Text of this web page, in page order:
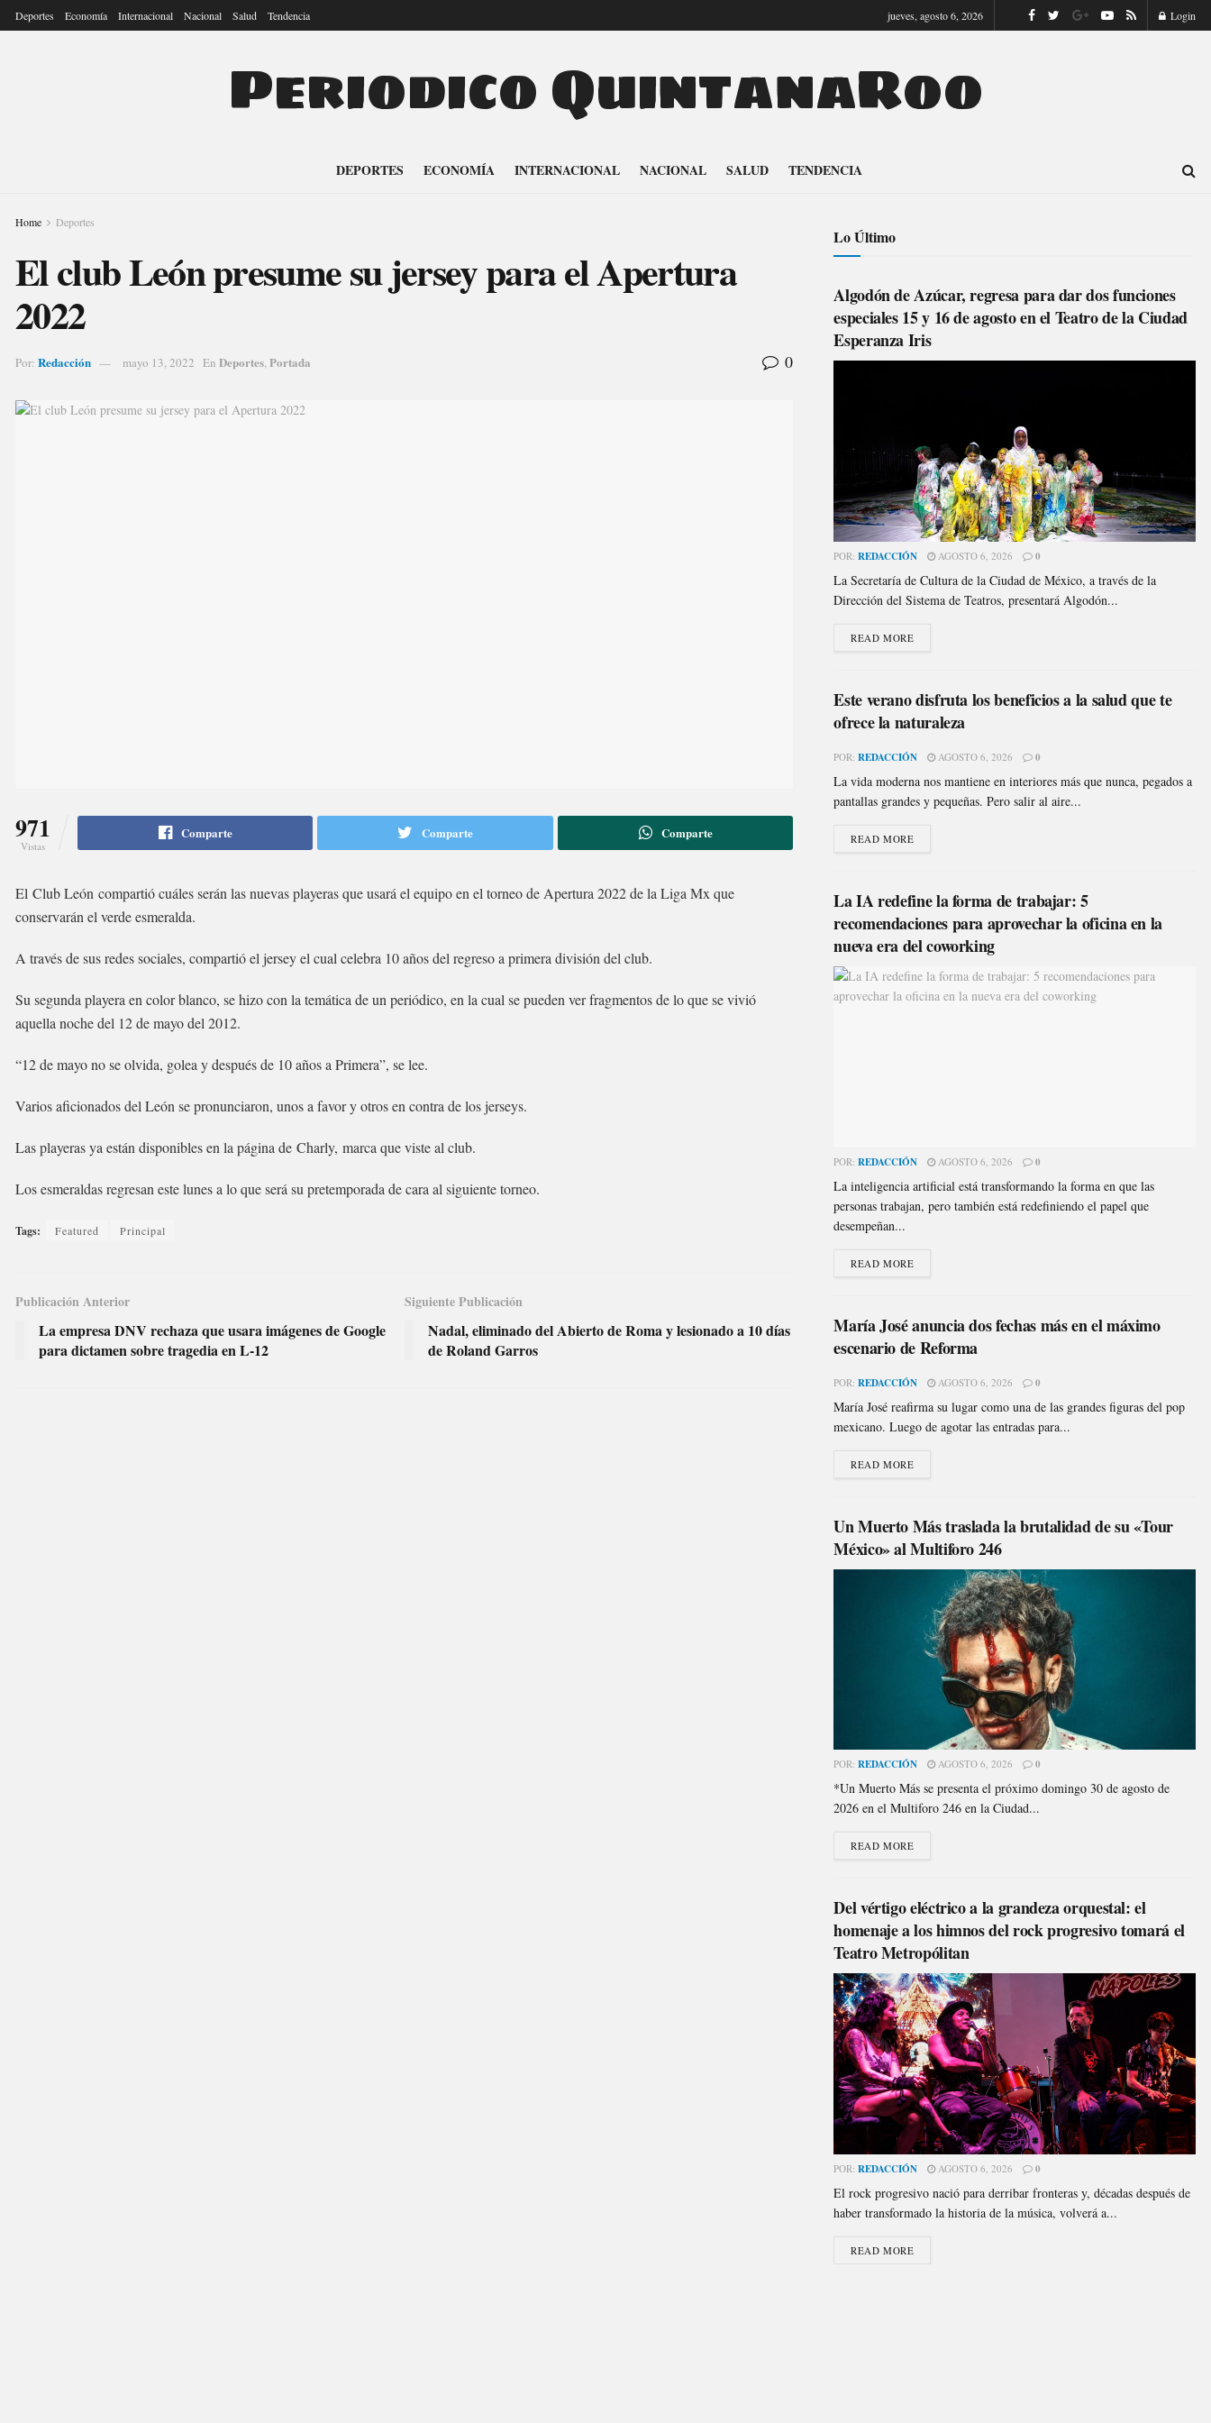
Deportes Economía Internacional Nacional Salud Tendencia jueves, agosto 6, 2026 Login
Periodico QuintanaRoo
DEPORTES ECONOMÍA INTERNACIONAL NACIONAL SALUD TENDENCIA
Home Deportes
El club León presume su jersey para el Apertura
2022
Por: Redacción mayo 13, 2022 En Deportes,Portada 0
971
Vistas
Comparte Comparte Comparte
El Club León compartió cuáles serán las nuevas playeras que usará el equipo en el torneo de Apertura 2022 de la Liga Mx que
conservarán el verde esmeralda.
A través de sus redes sociales, compartió el jersey el cual celebra 10 años del regreso a primera división del club.
Su segunda playera en color blanco, se hizo con la temática de un periódico, en la cual se pueden ver fragmentos de lo que se vivió
aquella noche del 12 de mayo del 2012.
“12 de mayo no se olvida, golea y después de 10 años a Primera”, se lee.
Varios aficionados del León se pronunciaron, unos a favor y otros en contra de los jerseys.
Las playeras ya están disponibles en la página de Charly, marca que viste al club.
Los esmeraldas regresan este lunes a lo que será su pretemporada de cara al siguiente torneo.
Tags: Featured Principal
Publicación Anterior
La empresa DNV rechaza que usara imágenes de Google
para dictamen sobre tragedia en L-12
Siguiente Publicación
Nadal, eliminado del Abierto de Roma y lesionado a 10 días
de Roland Garros
Lo Último
Algodón de Azúcar, regresa para dar dos funciones
especiales 15 y 16 de agosto en el Teatro de la Ciudad
Esperanza Iris
POR: REDACCIÓN AGOSTO 6, 2026 0
La Secretaría de Cultura de la Ciudad de México, a través de la
Dirección del Sistema de Teatros, presentará Algodón...
READ MORE
Este verano disfruta los beneficios a la salud que te
ofrece la naturaleza
POR: REDACCIÓN AGOSTO 6, 2026 0
La vida moderna nos mantiene en interiores más que nunca, pegados a
pantallas grandes y pequeñas. Pero salir al aire...
READ MORE
La IA redefine la forma de trabajar: 5
recomendaciones para aprovechar la oficina en la
nueva era del coworking
POR: REDACCIÓN AGOSTO 6, 2026 0
La inteligencia artificial está transformando la forma en que las
personas trabajan, pero también está redefiniendo el papel que
desempeñan...
READ MORE
María José anuncia dos fechas más en el máximo
escenario de Reforma
POR: REDACCIÓN AGOSTO 6, 2026 0
María José reafirma su lugar como una de las grandes figuras del pop
mexicano. Luego de agotar las entradas para...
READ MORE
Un Muerto Más traslada la brutalidad de su «Tour
México» al Multiforo 246
POR: REDACCIÓN AGOSTO 6, 2026 0
*Un Muerto Más se presenta el próximo domingo 30 de agosto de
2026 en el Multiforo 246 en la Ciudad...
READ MORE
Del vértigo eléctrico a la grandeza orquestal: el
homenaje a los himnos del rock progresivo tomará el
Teatro Metropólitan
POR: REDACCIÓN AGOSTO 6, 2026 0
El rock progresivo nació para derribar fronteras y, décadas después de
haber transformado la historia de la música, volverá a...
READ MORE